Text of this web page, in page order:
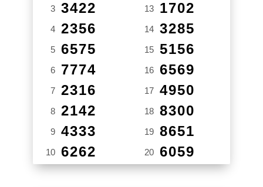
3 3422
4 2356
5 6575
6 7774
7 2316
8 2142
9 4333
10 6262
13 1702
14 3285
15 5156
16 6569
17 4950
18 8300
19 8651
20 6059